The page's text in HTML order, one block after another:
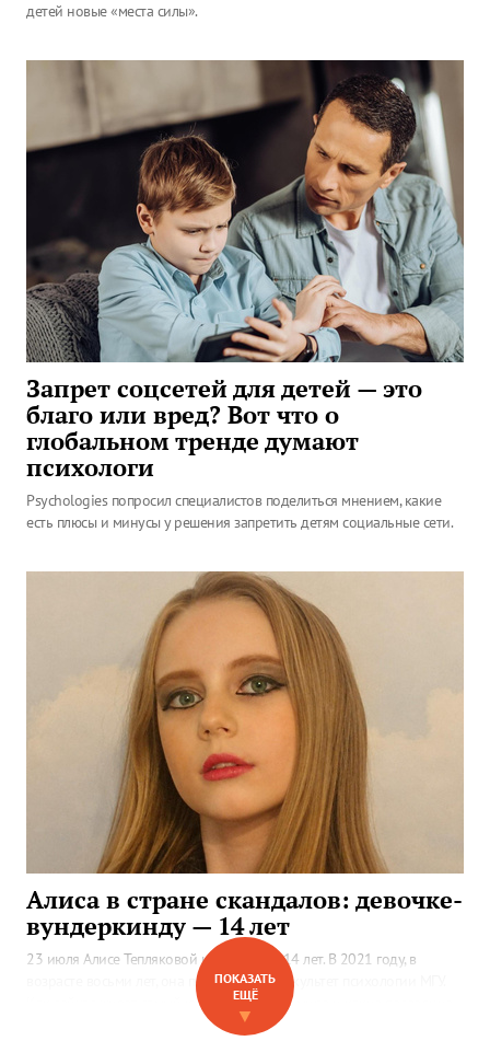
детей новые «места силы».
Запрет соцсетей для детей — это
благо или вред? Вот что о
глобальном тренде думают
психологи
Psychologies попросил специалистов поделиться мнением, какие
есть плюсы и минусы у решения запретить детям социальные сети.
Алиса в стране скандалов: девочке-
вундеркинду — 14 лет
23 июля Алисе Тепляковой исполняется 14 лет. В 2021 году, в
возрасте восьми лет, она поступила на факультет психологии МГУ.
Как сейчас живет самый юный психолог в мире и какие последние
новости у семьи Тепляковых?
ПОКАЗАТЬ
ЕЩЁ
▼